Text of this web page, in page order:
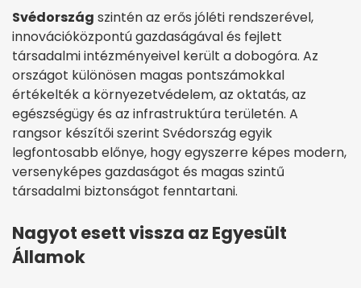
Svédország szintén az erős jóléti rendszerével,
innovációközpontú gazdaságával és fejlett
társadalmi intézményeivel került a dobogóra. Az
országot különösen magas pontszámokkal
értékelték a környezetvédelem, az oktatás, az
egészségügy és az infrastruktúra területén. A
rangsor készítői szerint Svédország egyik
legfontosabb előnye, hogy egyszerre képes modern,
versenyképes gazdaságot és magas szintű
társadalmi biztonságot fenntartani.
Nagyot esett vissza az Egyesült
Államok